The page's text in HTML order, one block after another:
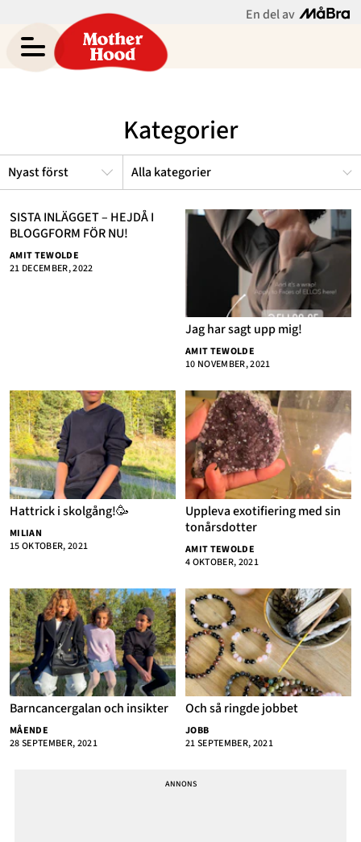
En del av
Skolbarn
Mammaliv
Annonsera
Om Cookies
Kontakta Oss
Hantera Preferenser
Amit Tewoldes blogg
Hem
Om
Kontakt
Kategorier
Alla kategorier
SISTA INLÄGGET – HEJDÅ I
BLOGGFORM FÖR NU!
AMIT TEWOLDE
21 DECEMBER, 2022
Jag har sagt upp mig!
AMIT TEWOLDE
10 NOVEMBER, 2021
Hattrick i skolgång!🥳
MILIAN
15 OKTOBER, 2021
Uppleva exotifiering med sin
tonårsdotter
AMIT TEWOLDE
4 OKTOBER, 2021
Barncancergalan och insikter
MÅENDE
28 SEPTEMBER, 2021
Och så ringde jobbet
JOBB
21 SEPTEMBER, 2021